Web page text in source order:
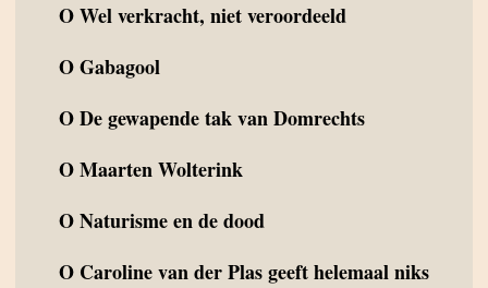
OWel verkracht, niet veroordeeld
OGabagool
ODe gewapende tak van Domrechts
OMaarten Wolterink
ONaturisme en de dood
O Caroline van der Plas geeft helemaal niks